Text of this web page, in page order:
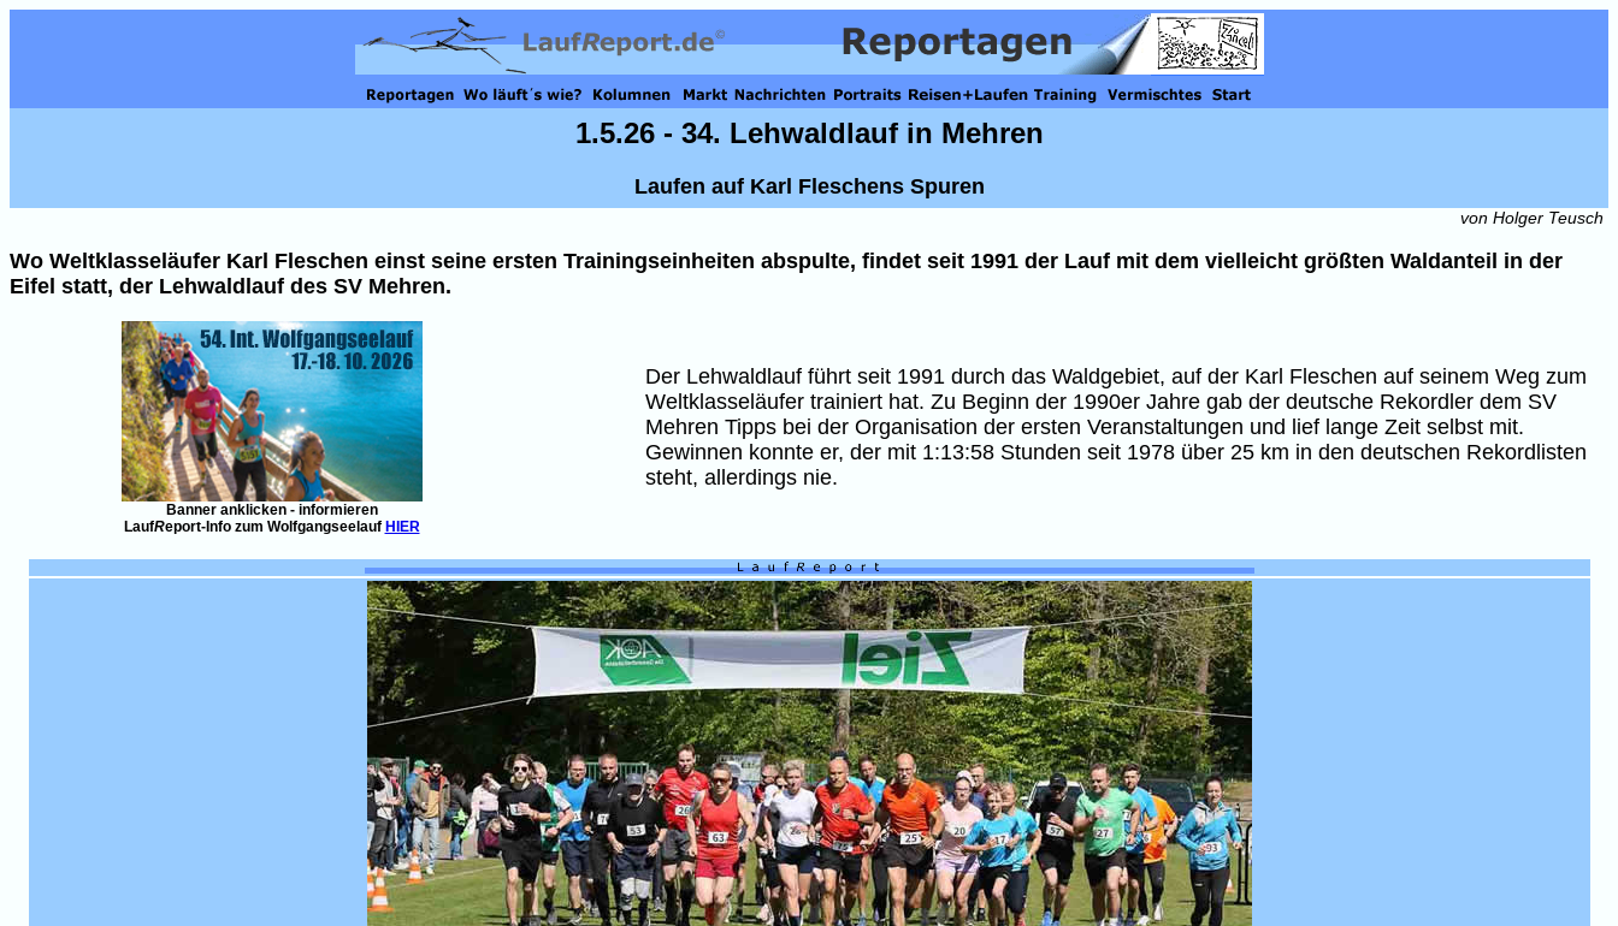
1.5.26 - 34. Lehwaldlauf in Mehren
Laufen auf Karl Fleschens Spuren
von Holger Teusch
Wo Weltklasseläufer Karl Fleschen einst seine ersten Trainingseinheiten abspulte, findet seit 1991 der Lauf mit dem vielleicht größten Waldanteil in der
Eifel statt, der Lehwaldlauf des SV Mehren.
Der Lehwaldlauf führt seit 1991 durch das Waldgebiet, auf der Karl Fleschen auf seinem Weg zum
Weltklasseläufer trainiert hat. Zu Beginn der 1990er Jahre gab der deutsche Rekordler dem SV
Mehren Tipps bei der Organisation der ersten Veranstaltungen und lief lange Zeit selbst mit.
Gewinnen konnte er, der mit 1:13:58 Stunden seit 1978 über 25 km in den deutschen Rekordlisten
steht, allerdings nie.
Banner anklicken - informieren
LaufReport-Info zum Wolfgangseelauf HIER